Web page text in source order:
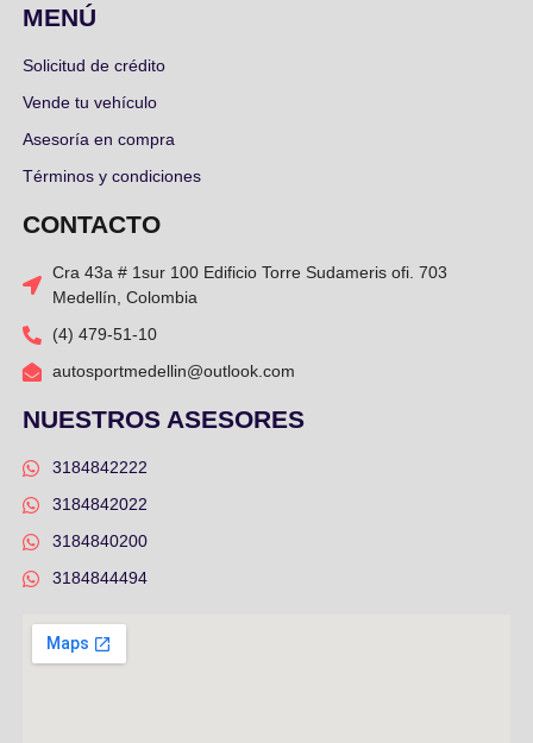
MENÚ
Solicitud de crédito
Vende tu vehículo
Asesoría en compra
Términos y condiciones
CONTACTO
Cra 43a # 1sur 100 Edificio Torre Sudameris ofi. 703
Medellín, Colombia
(4) 479-51-10
autosportmedellin@outlook.com
NUESTROS ASESORES
3184842222
3184842022
3184840200
3184844494